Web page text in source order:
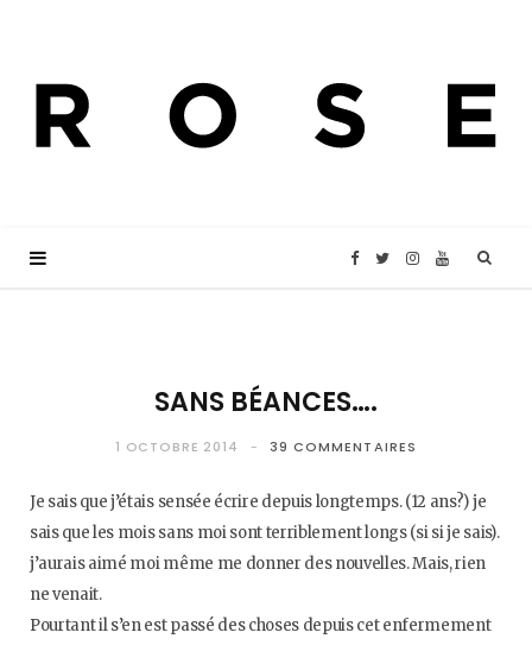
F
b
o
o
T
t
e
r
I
a
g
r
Y
u
b
e
SANS BÉANCES….
1 OCTOBRE 2014 39 COMMENTAIRES
Je sais que j’étais sensée écrire depuis longtemps. (12 ans?) je
sais que les mois sans moi sont terriblement longs (si si je sais).
j’aurais aimé moi même me donner des nouvelles. Mais, rien
ne venait.
Pourtant il s’en est passé des choses depuis cet enfermement